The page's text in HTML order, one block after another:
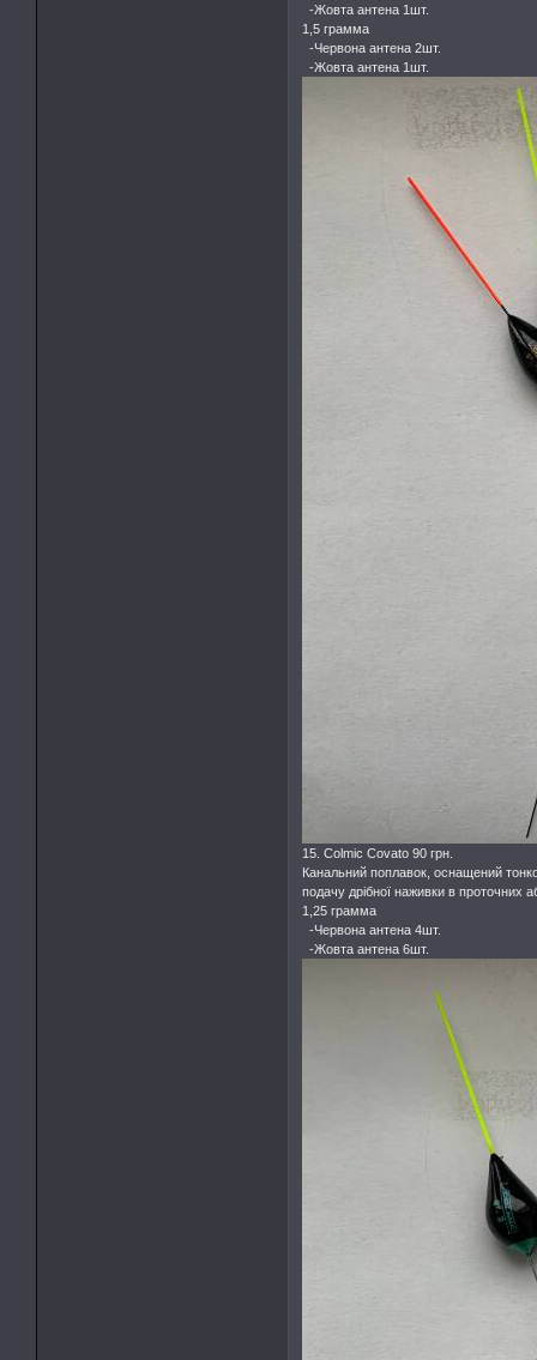
-Жовта антена 1шт.
1,5 грамма
-Червона антена 2шт.
-Жовта антена 1шт.
15. Colmic Covato 90 грн.
Канальний поплавок, оснащений
подачу дрібної наживки в проточних
1,25 грамма
-Червона антена 4шт.
-Жовта антена 6шт.